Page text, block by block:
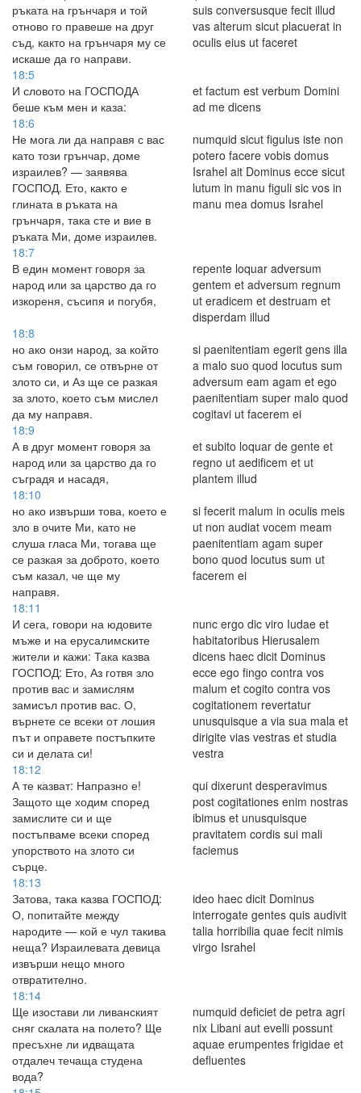
ръката на грънчаря и той
отново го правеше на друг
съд, както на грънчаря му се
искаше да го направи.
suis conversusque fecit illud
vas alterum sicut placuerat in
oculis eius ut faceret
18:5
И словото на ГОСПОДА
беше към мен и каза:
et factum est verbum Domini
ad me dicens
18:6
Не мога ли да направя с вас
като този грънчар, доме
израилев? — заявява
ГОСПОД. Ето, както е
глината в ръката на
грънчаря, така сте и вие в
ръката Ми, доме израилев.
numquid sicut figulus iste non
potero facere vobis domus
Israhel ait Dominus ecce sicut
lutum in manu figuli sic vos in
manu mea domus Israhel
18:7
В един момент говоря за
народ или за царство да го
изкореня, съсипя и погубя,
repente loquar adversum
gentem et adversum regnum
ut eradicem et destruam et
disperdam illud
18:8
но ако онзи народ, за който
съм говорил, се отвърне от
злото си, и Аз ще се разкая
за злото, което съм мислел
да му направя.
si paenitentiam egerit gens illa
a malo suo quod locutus sum
adversum eam agam et ego
paenitentiam super malo quod
cogitavi ut facerem ei
18:9
А в друг момент говоря за
народ или за царство да го
съградя и насадя,
et subito loquar de gente et
regno ut aedificem et ut
plantem illud
18:10
но ако извърши това, което е
зло в очите Ми, като не
слуша гласа Ми, тогава ще
се разкая за доброто, което
съм казал, че ще му
направя.
si fecerit malum in oculis meis
ut non audiat vocem meam
paenitentiam agam super
bono quod locutus sum ut
facerem ei
18:11
И сега, говори на юдовите
мъже и на ерусалимските
жители и кажи: Така казва
ГОСПОД: Ето, Аз готвя зло
против вас и замислям
замисъл против вас. О,
върнете се всеки от лошия
път и оправете постъпките
си и делата си!
nunc ergo dic viro Iudae et
habitatoribus Hierusalem
dicens haec dicit Dominus
ecce ego fingo contra vos
malum et cogito contra vos
cogitationem revertatur
unusquisque a via sua mala et
dirigite vias vestras et studia
vestra
18:12
А те казват: Напразно е!
Защото ще ходим според
замислите си и ще
постъпваме всеки според
упорството на злото си
сърце.
qui dixerunt desperavimus
post cogitationes enim nostras
ibimus et unusquisque
pravitatem cordis sui mali
faciemus
18:13
Затова, така казва ГОСПОД:
О, попитайте между
народите — кой е чул такива
неща? Израилевата девица
извърши нещо много
отвратително.
ideo haec dicit Dominus
interrogate gentes quis audivit
talia horribilia quae fecit nimis
virgo Israhel
18:14
Ще изостави ли ливанският
сняг скалата на полето? Ще
пресъхне ли идващата
отдалеч течаща студена
вода?
numquid deficiet de petra agri
nix Libani aut evelli possunt
aquae erumpentes frigidae et
defluentes